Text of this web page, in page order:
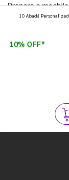
Prepare a
que fazem toda
10 Abadá
10% OFF*